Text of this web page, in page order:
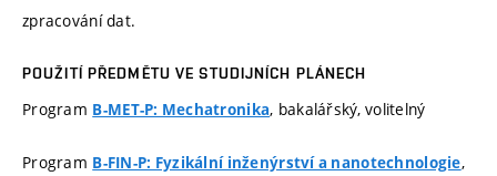
zpracování dat.
POUŽITÍ PŘEDMĚTU VE STUDIJNÍCH PLÁNECH
Program B-MET-P: Mechatronika, bakalářský, volitelný
Program B-FIN-P: Fyzikální inženýrství a nanotechnologie,